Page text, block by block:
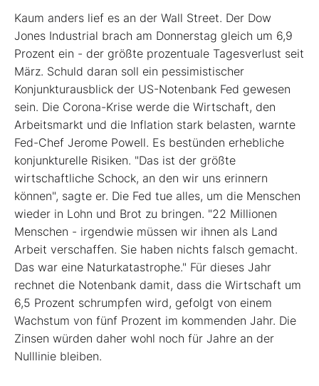
Kaum anders lief es an der Wall Street. Der Dow
Jones Industrial brach am Donnerstag gleich um 6,9
Prozent ein - der größte prozentuale Tagesverlust seit
März. Schuld daran soll ein pessimistischer
Konjunkturausblick der US-Notenbank Fed gewesen
sein. Die Corona-Krise werde die Wirtschaft, den
Arbeitsmarkt und die Inflation stark belasten, warnte
Fed-Chef Jerome Powell. Es bestünden erhebliche
konjunkturelle Risiken. "Das ist der größte
wirtschaftliche Schock, an den wir uns erinnern
können", sagte er. Die Fed tue alles, um die Menschen
wieder in Lohn und Brot zu bringen. "22 Millionen
Menschen - irgendwie müssen wir ihnen als Land
Arbeit verschaffen. Sie haben nichts falsch gemacht.
Das war eine Naturkatastrophe." Für dieses Jahr
rechnet die Notenbank damit, dass die Wirtschaft um
6,5 Prozent schrumpfen wird, gefolgt von einem
Wachstum von fünf Prozent im kommenden Jahr. Die
Zinsen würden daher wohl noch für Jahre an der
Nulllinie bleiben.